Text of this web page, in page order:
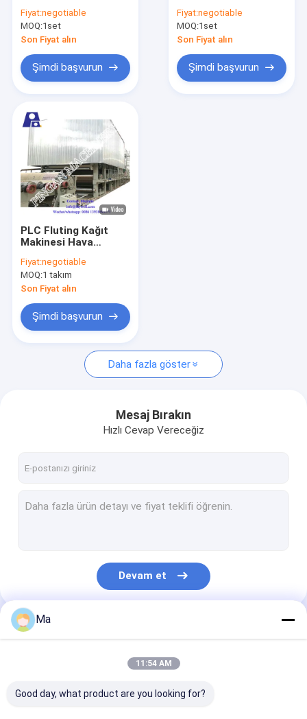
Üretim Makinesi
Fiyat:negotiable
MOQ:1set
Son Fiyat alın
Şimdi başvurun
Silindir
Fiyat:negotiable
MOQ:1set
Son Fiyat alın
Şimdi başvurun
PLC Fluting Kağıt
Makinesi Hava
Kağıt Yapma
Makinesi
Fiyat:negotiable
MOQ:1 takım
Son Fiyat alın
Şimdi başvurun
Daha fazla göster
Mesaj Bırakın
Hızlı Cevap Vereceğiz
Devam et
Kategorilerimiz
Ma
11:54 AM
Good day, what product are you looking for?